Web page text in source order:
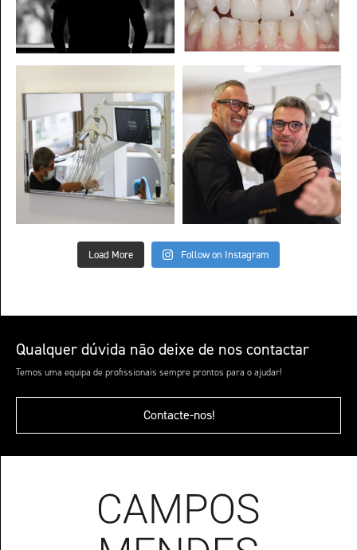
Load More Follow on Instagram
Qualquer dúvida não deixe de nos contactar
Temos uma equipa de profissionais sempre prontos para o ajudar!
Contacte-nos!